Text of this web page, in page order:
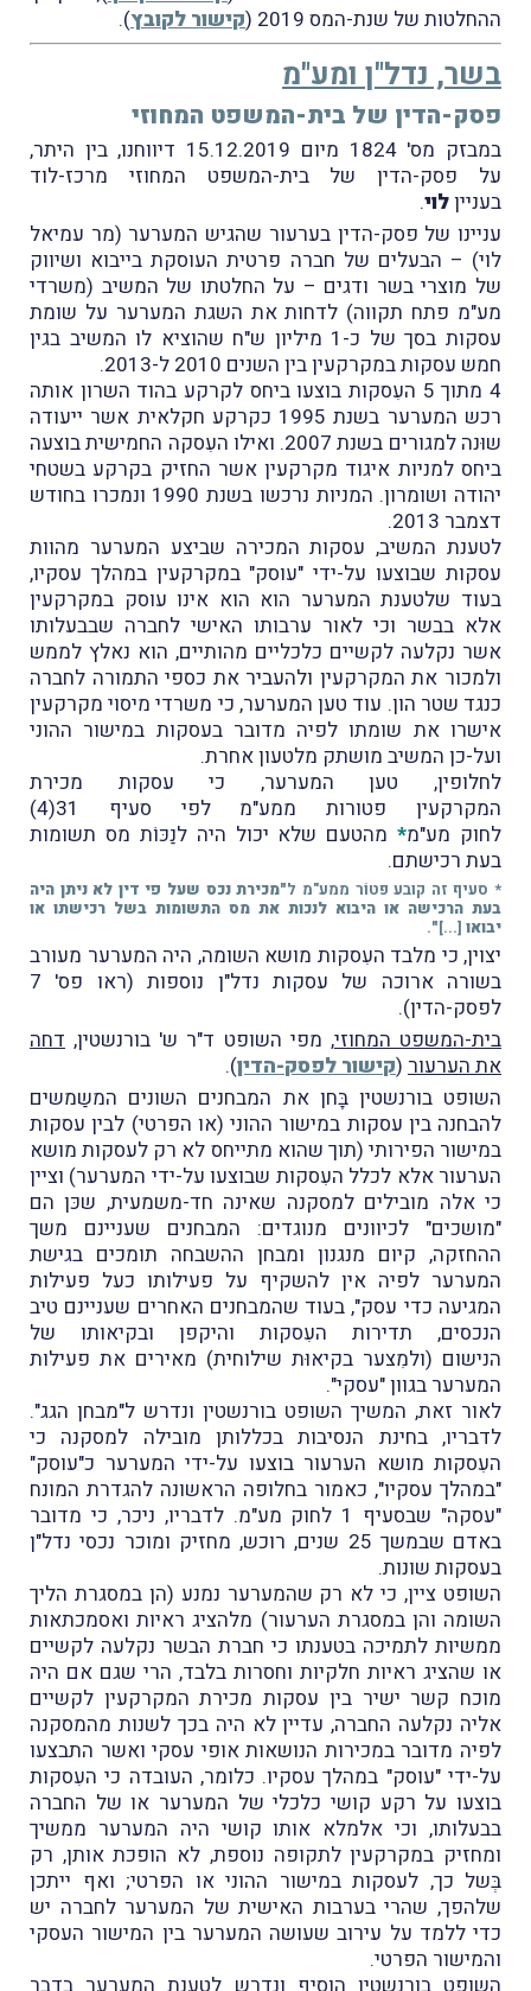
ההחלטות של שנת-המס 2019 (
קישור לקובץ).
בשר, נדל"ן ומע"מ
פסק-הדין של בית-המשפט המחוזי
במבזק מס' 1824 מיום 15.12.2019 דיווחנו, בין היתר,
על פסק-הדין של בית-המשפט המחוזי מרכז-לוד
בענייןלוי.
עניינו של פסק-הדין בערעור שהגיש המערער (מר עמיאל
לוי) – הבעלים של חברה פרטית העוסקת בייבוא ושיווק
של מוצרי בשר ודגים – על החלטתו של המשיב (משרדי
מע"מ פתח תקווה) לדחות את השגת המערער על שומת
עסקות בסך של כ-1 מיליון ש"ח שהוציא לו המשיב בגין
חמש עסקות במקרקעין בין השנים 2010 ל-2013.
4 מתוך 5 העִסקות בוצעו ביחס לקרקע בהוד השרון אותה
רכש המערער בשנת 1995 כקרקע חקלאית אשר ייעודה
שוּנה למגורים בשנת 2007. ואילו העִסקה החמישית בוצעה
ביחס למניות איגוד מקרקעין אשר החזיק בקרקע בשטחי
יהודה ושומרון. המניות נרכשו בשנת 1990 ונמכרו בחודש
דצמבר 2013.
לטענת המשיב, עסקות המכירה שביצע המערער מהוות
עסקות שבוצעו על-ידי "עוסק" במקרקעין במהלך עסקיו,
בעוד שלטענת המערער הוא הוא אינו עוסק במקרקעין
אלא בבשר וכי לאור ערבותו האישי לחברה שבבעלותו
אשר נקלעה לקשיים כלכליים מהותיים, הוא נאלץ לממש
ולמכור את המקרקעין ולהעביר את כספי התמורה לחברה
כנגד שטר הון. עוד טען המערער, כי משרדי מיסוי מקרקעין
אישרו את שומתו לפיה מדובר בעסקות במישור ההוני
ועל-כן המשיב מושתק מלטעון אחרת.
לחלופין, טען המערער, כי עסקות מכירת
המקרקעין פטורות ממע"מ לפי סעיף 31(4)
לחוק מע"מ*מהטעם שלא יכול היה לנַכּוֹת מס תשומות
בעת רכישתם.
* סעיף זה קובע פטוֹר ממע"מ ל"מכירת נכס שעל פי דין לא ניתן היה
בעת הרכישה או היבוא לנכות את מס התשומות בשל רכישתו או
יבואו [...]
"
.
יצוין, כי מלבד העִסקות מושא השומה, היה המערער מעורב
בשורה ארוכה של עסקות נדל"ן נוספות (ראו פס' 7
לפסק-הדין).
בית-המשפט המחוזי, מפי השופט ד"ר ש' בורנשטין, דחה
את הערעור (קישור לפסק-הדין).
השופט בורנשטין בָּחן את המבחנים השונים המשַמשים
להבחנה בין עסקות במישור ההוני (או הפרטי) לבין עסקות
במישור הפירותי (תוך שהוא מתייחס לא רק לעסקות מושא
הערעור אלא לכלל העִסקות שבוצעו על-ידי המערער) וציין
כי אלה מובילים למסקנה שאינה חד-משמעית, שכּן הם
"מושכים" לכיוונים מנוגדים: המבחנים שעניינם משך
ההחזקה, קיום מנגנון ומבחן ההשבחה תומכים בגישת
המערער לפיה אין להשקיף על פעילותו כעל פעילות
המגיעה כדי עסק", בעוד שהמבחנים האחרים שעניינם טיב
הנכסים, תדירות העִסקות והיקפן ובקיאותו של
הנישום (ולמִצער בקיאוּת שילוחית) מאירים את פעילות
המערער בגוון "עסקי".
לאור זאת, המשיך השופט בורנשטין ונדרש ל"מבחן הגג".
לדבריו, בחינת הנסיבות בכללותן מובילה למסקנה כי
העִסקות מושא הערעור בוצעו על-ידי המערער כ"עוסק"
"במהלך עסקיו", כאמור בחלופה הראשונה להגדרת המונח
"עסקה" שבסעיף 1 לחוק מע"מ. לדבריו, ניכר, כי מדובר
באדם שבמשך 25 שנים, רוכש, מחזיק ומוכר נכסי נדל"ן
בעסקות שונות.
השופט ציין, כי לא רק שהמערער נמנע (הן במסגרת הליך
השומה והן במסגרת הערעור) מלהציג ראיות ואסמכתאות
ממשיות לתמיכה בטענתו כי חברת הבשר נקלעה לקשיים
או שהציג ראיות חלקיות וחסרות בלבד, הרי שגם אם היה
מוכח קשר ישיר בין עסקות מכירת המקרקעין לקשיים
אליה נקלעה החברה, עדיין לא היה בכך לשנות מהמסקנה
לפיה מדובר במכירות הנושאות אופי עסקי ואשר התבצעו
על-ידי "עוסק" במהלך עסקיו. כלומר, העובדה כי העִסקות
בוצעו על רקע קושי כלכלי של המערער או של החברה
בבעלותו, וכי אלמלא אותו קושי היה המערער ממשיך
ומחזיק במקרקעין לתקופה נוספת, לא הופכת אותן, רק
בְּשל כך, לעסקות במישור ההוני או הפרטי; ואף ייתכן
שלהפך, שהרי בערבות האישית של המערער לחברה יש
כדי ללמד על עירוב שעושה המערער בין המישור העסקי
והמישור הפרטי.